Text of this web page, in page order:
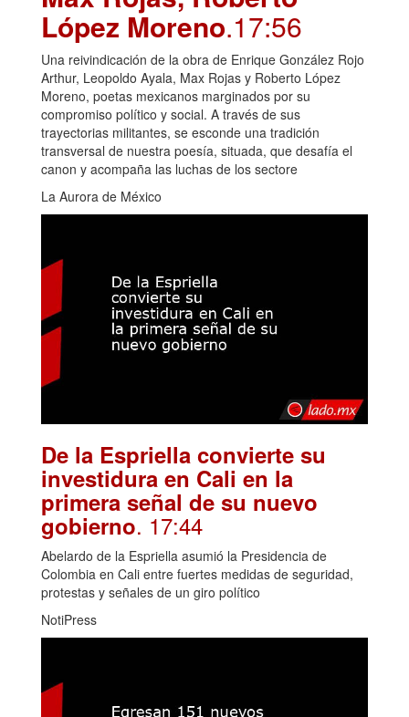
López Moreno.17:56
Una reivindicación de la obra de Enrique González Rojo
Arthur, Leopoldo Ayala, Max Rojas y Roberto López
Moreno, poetas mexicanos marginados por su
compromiso político y social. A través de sus
trayectorias militantes, se esconde una tradición
transversal de nuestra poesía, situada, que desafía el
canon y acompaña las luchas de los sectore
La Aurora de México
De la Espriella convierte su
investidura en Cali en la
primera señal de su nuevo
gobierno. 17:44
Abelardo de la Espriella asumió la Presidencia de
Colombia en Cali entre fuertes medidas de seguridad,
protestas y señales de un giro político
NotiPress